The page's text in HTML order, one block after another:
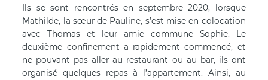
Ils se sont rencontrés en septembre 2020, lorsque
Mathilde, la sœur de Pauline, s’est mise en colocation
avec Thomas et leur amie commune Sophie. Le
deuxième confinement a rapidement commencé, et
ne pouvant pas aller au restaurant ou au bar, ils ont
organisé quelques repas à l’appartement. Ainsi, au